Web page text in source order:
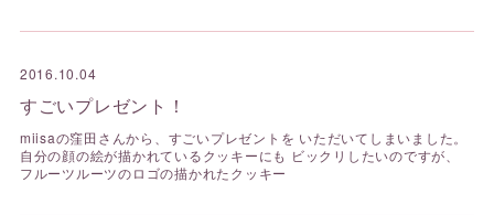
2016.10.04
すごいプレゼント！
miisaの窪田さんから、すごいプレゼントを いただいてしまいました。
自分の顔の絵が描かれているクッキーにも ビックリしたいのですが、
フルーツルーツのロゴの描かれたクッキー